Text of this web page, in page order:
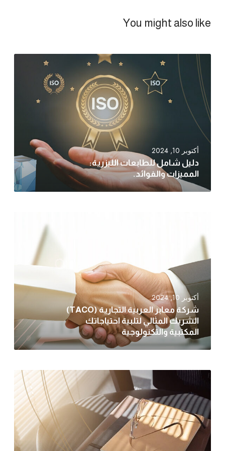
You might also like
أكتوبر 10, 2024
دليل شامل للطابعات الليزرية:
المميزات والفوائد.
أكتوبر 10, 2024
شركة معابر العربية التجارية (TACO)
الشريك المثالي لتلبية احتياجاتك
المكتبية والتكنولوجية